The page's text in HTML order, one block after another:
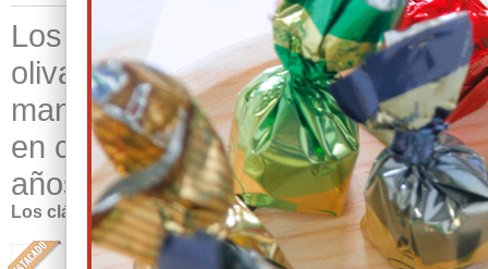
Los sabores de siempre...
oliva virgen extra de Estepa...
mantecados más antiguos, los
en casa de la abuela y los que
años realizando los mantecados
Los clásicos